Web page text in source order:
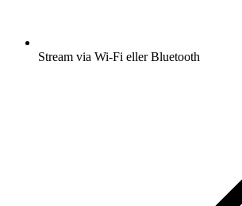
Stream via Wi-Fi eller Bluetooth